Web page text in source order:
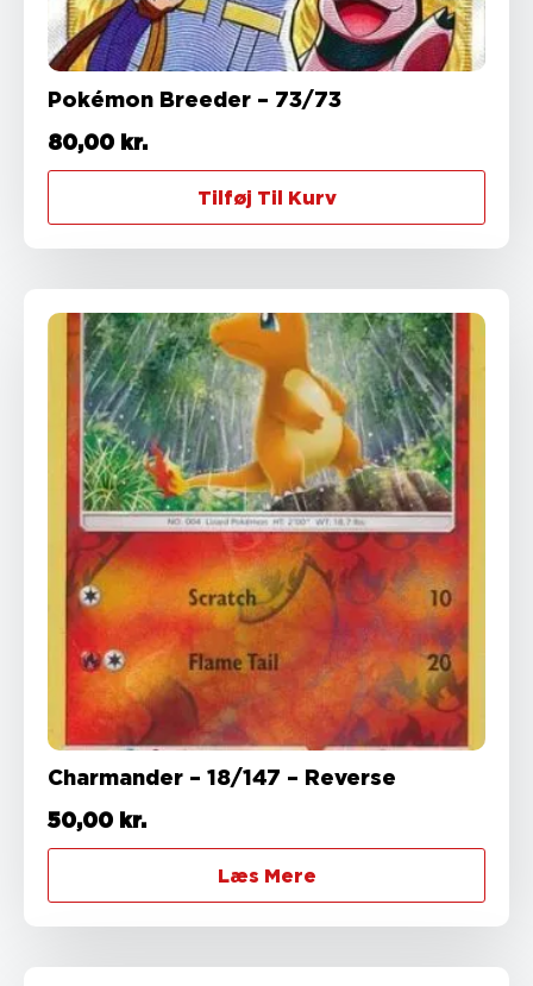
Pokémon Breeder – 73/73
80,00 kr.
Tilføj Til Kurv
Charmander – 18/147 – Reverse
50,00 kr.
Læs Mere